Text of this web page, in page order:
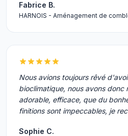
Fabrice B.
HARNOIS - Aménagement de
Nous avions toujours rêvé
bioclimatique, nous avons donc
adorable, efficace, que du
finitions sont impeccables, je
Sophie C.